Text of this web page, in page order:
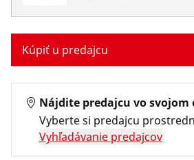
Kúpiť u predajcu
Nájdite predajcu vo svojom
Vyberte si predajcu
Vyhľadávanie predajcov